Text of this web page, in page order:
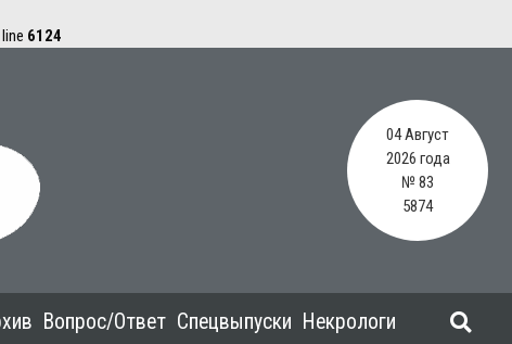
6124
04 Август
2026 года
№ 83
5874
Вопрос/Ответ Спецвыпуски Некрологи